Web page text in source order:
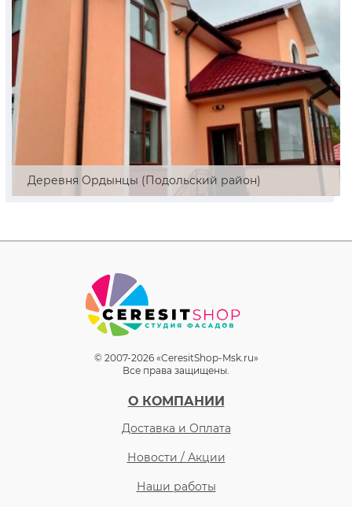
Деревня Ордынцы (Подольский район)
© 2007-2026 «CeresitShop-Msk.ru»
Все права защищены.
О КОМПАНИИ
Доставка и Оплата
Новости / Акции
Наши работы